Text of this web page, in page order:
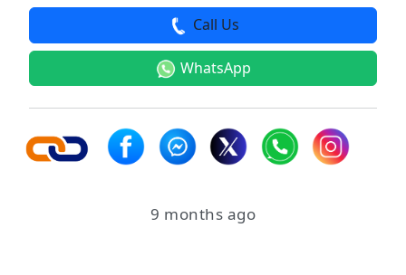
Call Us
WhatsApp
9 months ago